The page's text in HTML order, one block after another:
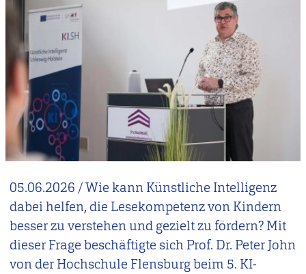
05.06.2026 /Wie kann Künstliche Intelligenz
dabei helfen, die Lesekompetenz von Kindern
besser zu verstehen und gezielt zu fördern? Mit
dieser Frage beschäftigte sich Prof. Dr. Peter John
von der Hochschule Flensburg beim 5. KI-